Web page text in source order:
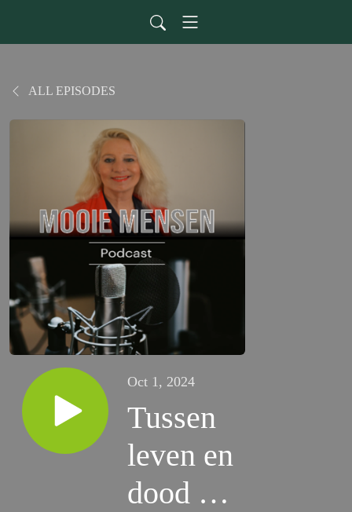
ALL EPISODES
Oct 1, 2024
Tussen
leven en
dood -